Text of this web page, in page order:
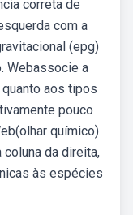
correta de
com a
(epg)
Webassocie a
aos tipos
pouco
químico)
da direita,
às espécies